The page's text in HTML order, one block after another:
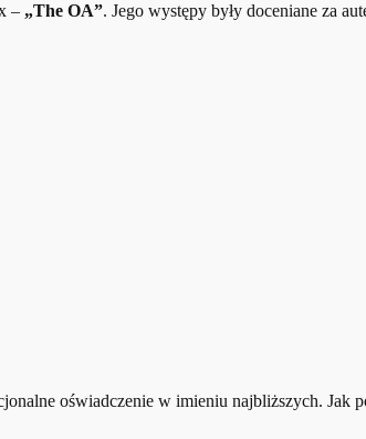
– „The OA”. Jego występy były doceniane za
oświadczenie w imieniu najbliższych. Jak